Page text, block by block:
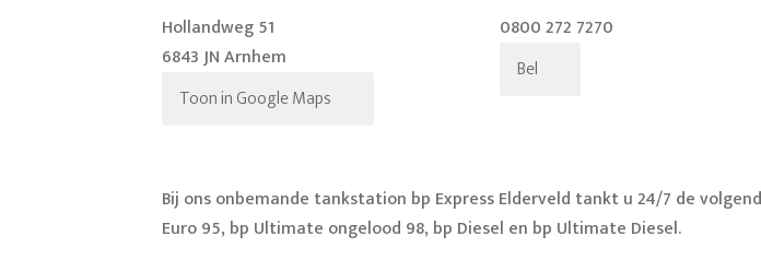
Hollandweg 51
6843 JN Arnhem
Toon in Google Maps
0800 272 7270
Bel
Bij ons onbemande tankstation bp Express Elderveld tankt u 24/7 de
Euro 95, bp Ultimate ongelood 98, bp Diesel en bp Ultimate Diesel.